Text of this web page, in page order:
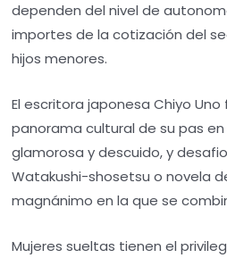
dependen del nivel de
importes de la cotización del
hijos menores.
El escritora japonesa Chiyo
panorama cultural de su pas en
glamorosa y descuido, y
Watakushi-shosetsu o novela
magnánimo en la que se
Mujeres sueltas tienen el